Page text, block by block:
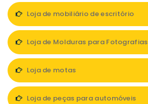
Loja de mobiliário de escritório
Loja de Molduras para Fotografias
Loja de motas
Loja de peças para automóveis